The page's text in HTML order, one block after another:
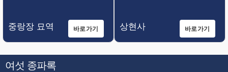
중랑장 묘역 바로가기 상현사 바로가기
여섯 종파록